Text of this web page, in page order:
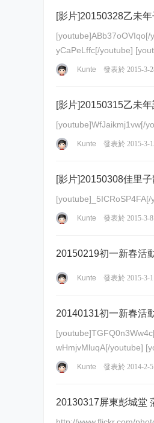
[影片]20150328乙未
[youtube]ABb37oOVIqo[/youtube] [youtube]gHK-u6Rp-fU[/youtube] [youtube]uPPhypRTtwU[/youtube] [youtube]e5wn9MkUofs[/youtube]
Kunte 發表於 2015-3-
[影片]20150315乙未
Kunte 發表於 2015-3-
[影片]20150308佳里
Kunte 發表於 2015-3-8
20150219初一新春活
Kunte 發表於 2015-3-1
20140131初一新春活
[youtube]TGFQ0n3Ww4c[/youtube] [youtube]WpefonO7jQg[/youtube] [youtube]3tEscI5xWow[/youtube] [youtube]Q03x4b9E0Pg[/
Kunte 發表於 2014-2-5
20130317屏東彭城堂